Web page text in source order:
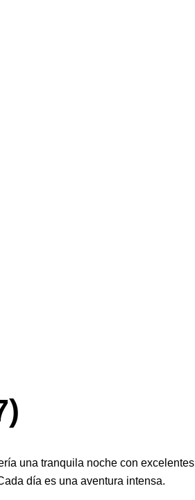
una tranquila noche con excelentes
día es una aventura intensa.